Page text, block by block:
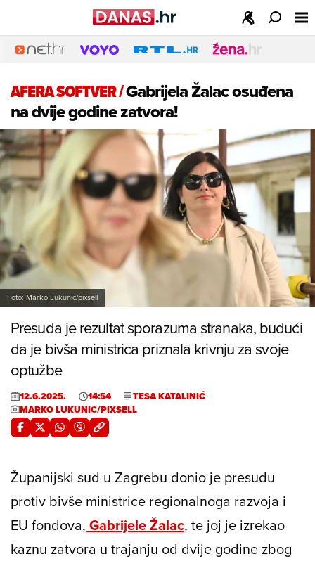
AFERA SOFTVER/Gabrijela Žalac osuđena
na dvije godine zatvora!
Foto: Marko Lukunic/pixsell
Presuda je rezultat sporazuma stranaka, budući
da je bivša ministrica priznala krivnju za svoje
optužbe
12.6.2025. 14:54
TESA KATALINIĆ
MARKO LUKUNIC/PIXSELL
Županijski sud u Zagrebu donio je presudu
protiv bivše ministrice regionalnoga razvoja i
EU fondova, Gabrijele Žalac, te joj je izrekao
kaznu zatvora u trajanju od dvije godine zbog